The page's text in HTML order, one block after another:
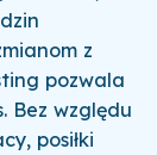
z
pozwala
Bez względu
posiłki